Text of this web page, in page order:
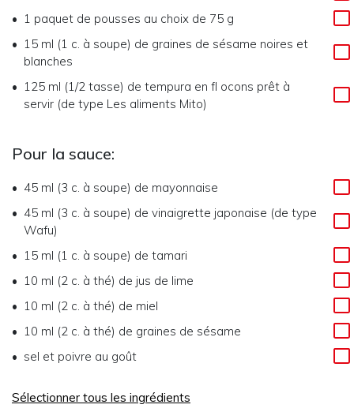
1 paquet de pousses au choix de 75 g
15 ml (1 c. à soupe) de graines de sésame noires et
blanches
125 ml (1/2 tasse) de tempura en fl ocons prêt à
servir (de type Les aliments Mito)
Pour la sauce:
45 ml (3 c. à soupe) de mayonnaise
45 ml (3 c. à soupe) de vinaigrette japonaise (de type
Wafu)
15 ml (1 c. à soupe) de tamari
10 ml (2 c. à thé) de jus de lime
10 ml (2 c. à thé) de miel
10 ml (2 c. à thé) de graines de sésame
sel et poivre au goût
Sélectionner tous les ingrédients